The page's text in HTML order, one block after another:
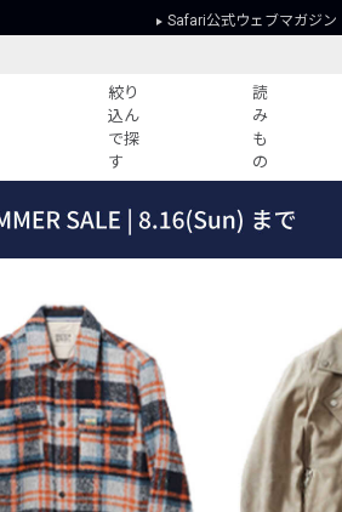
Safari公式ウェブマガジン
絞り
込ん
で探
す
読
み
も
の
ジーパンツを徹底解説&コ
デ TOP20
ご紹介！
ンキング
レコメンド
アイテム
よくある質問
会社概要
会員利用規約
プライバシーポ
特定商取引に関